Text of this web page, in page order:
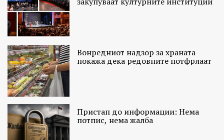
Вонредниот надзор за храната
покажа дека редовните потфрлаат
Пристап до информации: Нема
потпис, нема жалба